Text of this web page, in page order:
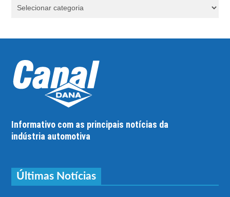
Informativo com as principais notícias da
indústria automotiva
Últimas Notícias